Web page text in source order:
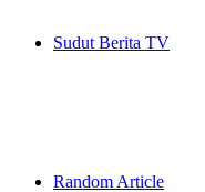
Sudut Berita TV
Random Article